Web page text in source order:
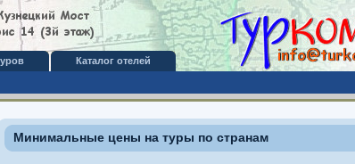
Каталог отелей
Минимальные цены на туры по странам